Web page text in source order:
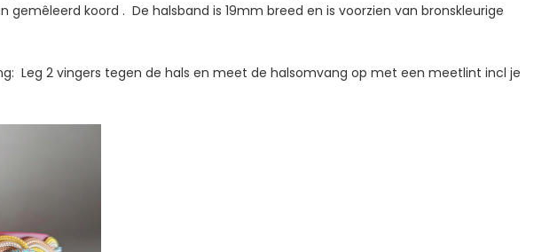
gemêleerd koord . De halsband is 19mm breed en is voorzien van bronskleurige
Leg 2 vingers tegen de hals en meet de halsomvang op met een meetlint incl je